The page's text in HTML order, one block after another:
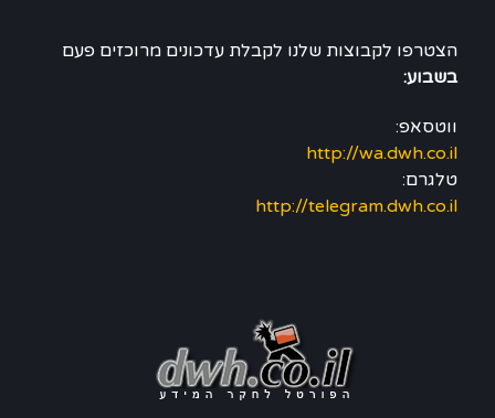
הצטרפו לקבוצות שלנו לקבלת עדכונים מרוכזים פעם
בשבוע:
ווטסאפ:
http://wa.dwh.co.il
טלגרם:
http://telegram.dwh.co.il